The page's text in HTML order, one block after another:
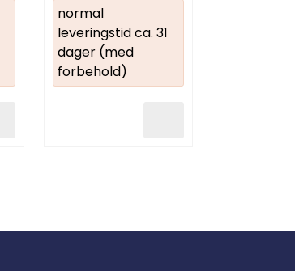
normal
leveringstid ca. 31
dager (med
forbehold)